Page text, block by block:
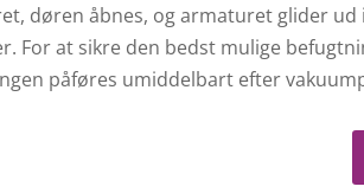
døren åbnes, og armaturet glider ud
For at sikre den bedst mulige
påføres umiddelbart efter